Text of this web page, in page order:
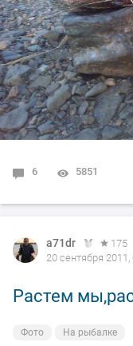
6 5851
a71dr
175
20 сентября 2011,
Растем
Фото На рыбалке